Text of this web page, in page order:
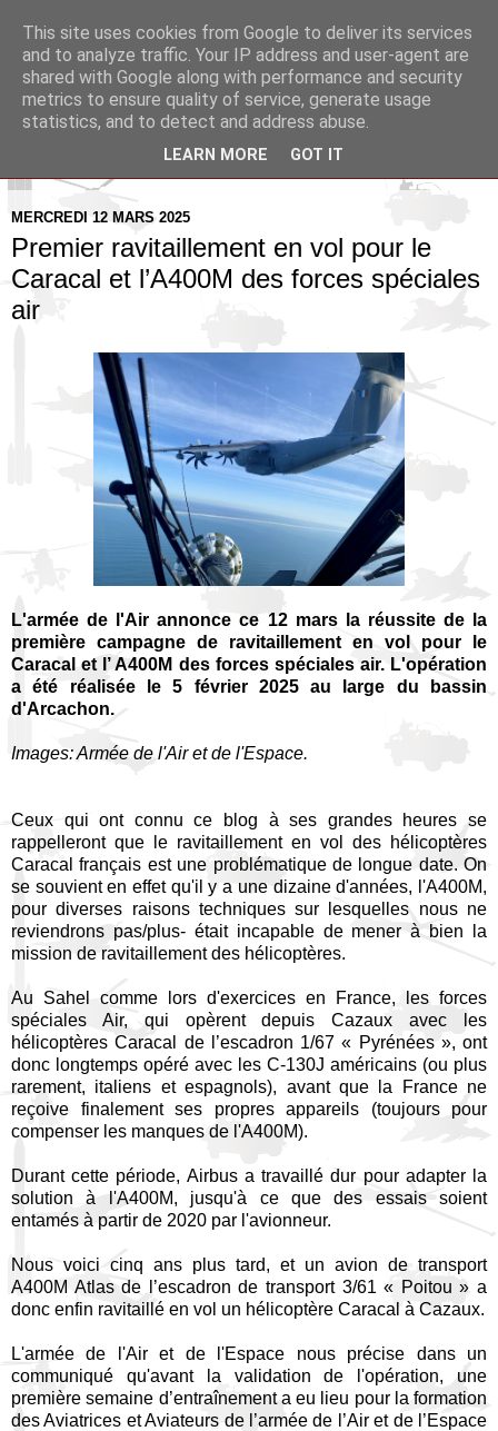
Pax Aquitania
Blog d'actualité et d'analyse stratégique
MERCREDI 12 MARS 2025
Premier ravitaillement en vol pour le
Caracal et l’A400M des forces spéciales
air
L'armée de l'Air annonce ce 12 mars la réussite de la
première campagne de ravitaillement en vol pour le
Caracal et l’ A400M des forces spéciales air. L'opération
a été réalisée le 5 février 2025 au large du bassin
d'Arcachon.
Images: Armée de l'Air et de l'Espace.
Ceux qui ont connu ce blog à ses grandes heures se
rappelleront que le ravitaillement en vol des hélicoptères
Caracal français est une problématique de longue date. On
se souvient en effet qu'il y a une dizaine d'années, l'A400M,
pour diverses raisons techniques sur lesquelles nous ne
reviendrons pas/plus- était incapable de mener à bien la
mission de ravitaillement des hélicoptères.
Au Sahel comme lors d'exercices en France, les forces
spéciales Air, qui opèrent depuis Cazaux avec les
hélicoptères Caracal de l’escadron 1/67 « Pyrénées », ont
donc longtemps opéré avec les C-130J américains (ou plus
rarement, italiens et espagnols), avant que la France ne
reçoive finalement ses propres appareils (toujours pour
compenser les manques de l'A400M).
Durant cette période, Airbus a travaillé dur pour adapter la
solution à l'A400M, jusqu'à ce que des essais soient
entamés à partir de 2020 par l'avionneur.
Nous voici cinq ans plus tard, et un avion de transport
A400M Atlas de l’escadron de transport 3/61 « Poitou » a
donc enfin ravitaillé en vol un hélicoptère Caracal à Cazaux.
L'armée de l'Air et de l'Espace nous précise dans un
communiqué qu'avant la validation de l'opération, une
première semaine d’entraînement a eu lieu pour la formation
des Aviatrices et Aviateurs de l’armée de l’Air et de l’Espace
This site uses cookies from Google to deliver its services
and to analyze traffic. Your IP address and user-agent are
shared with Google along with performance and security
metrics to ensure quality of service, generate usage
statistics, and to detect and address abuse.
LEARN MORE GOT IT